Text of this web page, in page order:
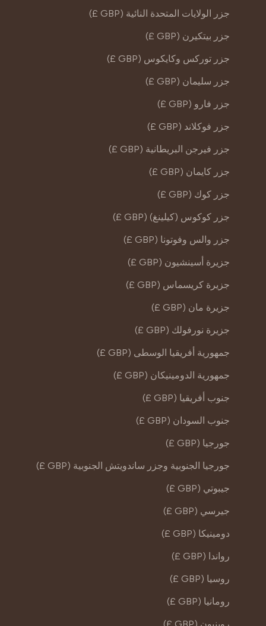
جزر الولايات المتحدة النائية (GBP £)
جزر بيتكيرن (GBP £)
جزر توركس وكايكوس (GBP £)
جزر سليمان (GBP £)
جزر فارو (GBP £)
جزر فوكلاند (GBP £)
جزر فيرجن البريطانية (GBP £)
جزر كايمان (GBP £)
جزر كوك (GBP £)
جزر كوكوس (كيلينغ) (GBP £)
جزر والس وفوتونا (GBP £)
جزيرة أسينشيون (GBP £)
جزيرة كريسماس (GBP £)
جزيرة مان (GBP £)
جزيرة نورفولك (GBP £)
جمهورية أفريقيا الوسطى (GBP £)
جمهورية الدومينيكان (GBP £)
جنوب أفريقيا (GBP £)
جنوب السودان (GBP £)
جورجيا (GBP £)
جورجيا الجنوبية وجزر ساندويتش الجنوبية (GBP £)
جيبوتي (GBP £)
جيرسي (GBP £)
دومينيكا (GBP £)
رواندا (GBP £)
روسيا (GBP £)
رومانيا (GBP £)